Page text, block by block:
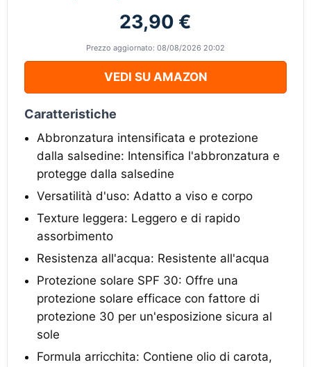
23,90 €
Prezzo aggiornato: 08/08/2026 20:02
VEDI SU AMAZON
Caratteristiche
Abbronzatura intensificata e protezione
dalla salsedine: Intensifica l'abbronzatura e
protegge dalla salsedine
Versatilità d'uso: Adatto a viso e corpo
Texture leggera: Leggero e di rapido
assorbimento
Resistenza all'acqua: Resistente all'acqua
Protezione solare SPF 30: Offre una
protezione solare efficace con fattore di
protezione 30 per un'esposizione sicura al
sole
Formula arricchita: Contiene olio di carota,